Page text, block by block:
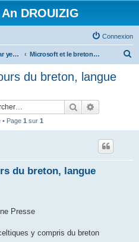
DROUIZIG
Connexion
Ar stlenneg hag ar yezhoù bihan er bed a-bezh Microsoft et le breton - Microsoft and the Breton language
du breton, langue
Rechercher
• Page 1 sur 1
du breton, langue
Presse
y compris du breton